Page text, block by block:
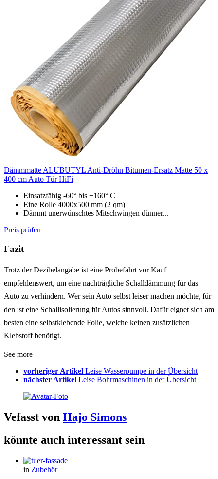
Dämmmatte ALUBUTYL Anti-Dröhn Bitumen-Ersatz Matte 50 x
400 cm Auto Tür HiFi
Einsatzfähig -60° bis +160° C
Eine Rolle 4000x500 mm (2 qm)
Dämmt unerwünschtes Mitschwingen dünner...
Preis prüfen
Fazit
Trotz der Dezibelangabe ist eine Probefahrt vor Kauf
empfehlenswert, um eine nachträgliche Schalldämmung für das
Auto zu verhindern. Wer sein Auto selbst leiser machen möchte, für
den ist eine Schallisolierung für Autos sinnvoll. Dafür eignet sich am
besten eine selbstklebende Folie, welche keinen zusätzlichen
Klebstoff benötigt.
See more
vorheriger Artikel Leise Wasserpumpe in der Übersicht
nächster Artikel Leise Bohrmaschinen in der Übersicht
Vefasst von Hajo Simons
könnte auch interessant sein
in Zubehör